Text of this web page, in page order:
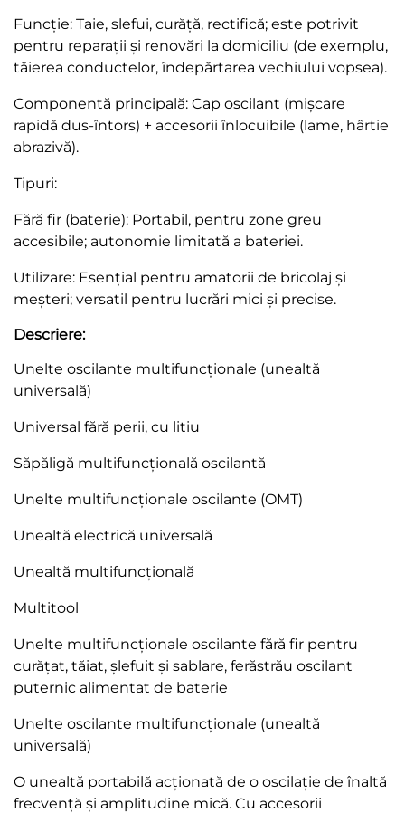
Funcție: Taie, slefui, curăță, rectifică; este potrivit
pentru reparații și renovări la domiciliu (de exemplu,
tăierea conductelor, îndepărtarea vechiului vopsea).
Componentă principală: Cap oscilant (mișcare
rapidă dus-întors) + accesorii înlocuibile (lame, hârtie
abrazivă).
Tipuri:
Fără fir (baterie): Portabil, pentru zone greu
accesibile; autonomie limitată a bateriei.
Utilizare: Esențial pentru amatorii de bricolaj și
meșteri; versatil pentru lucrări mici și precise.
Descriere:
Unelte oscilante multifuncționale (unealtă
universală)
Universal fără perii, cu litiu
Săpăligă multifuncțională oscilantă
Unelte multifuncționale oscilante (OMT)
Unealtă electrică universală
Unealtă multifuncțională
Multitool
Unelte multifuncționale oscilante fără fir pentru
curățat, tăiat, șlefuit și sablare, ferăstrău oscilant
puternic alimentat de baterie
Unelte oscilante multifuncționale (unealtă
universală)
O unealtă portabilă acționată de o oscilație de înaltă
frecvență și amplitudine mică. Cu accesorii